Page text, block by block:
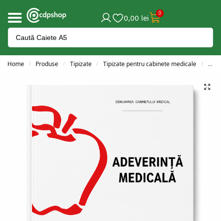
0,00 lei 0
Home / Produse / Tipizate / Tipizate pentru cabinete medicale /